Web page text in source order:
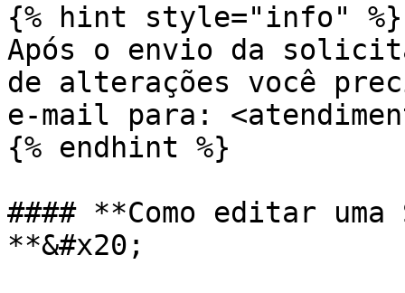
{% hint style="info" %}
Após o envio da
de alterações você
e-mail para:
{% endhint %}
#### **Como editar
**&#x20;